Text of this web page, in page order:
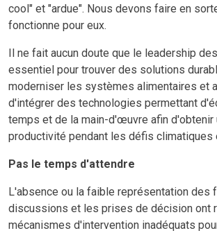
cool" et "ardue". Nous devons faire en
fonctionne pour eux.
Il ne fait aucun doute que le leadership
essentiel pour trouver des solutions
moderniser les systèmes alimentaires et
d'intégrer des technologies permettant
temps et de la main-d'œuvre afin d'obtenir
productivité pendant les défis climatiques
Pas le temps d'attendre
L'absence ou la faible représentation des
discussions et les prises de décision ont
mécanismes d'intervention inadéquats